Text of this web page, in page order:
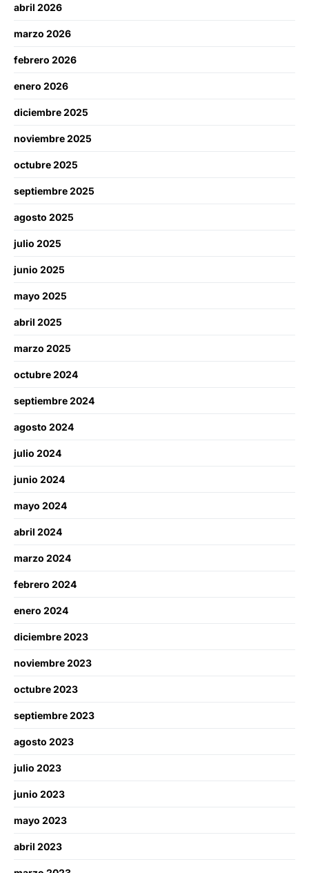
abril 2026
marzo 2026
febrero 2026
enero 2026
diciembre 2025
noviembre 2025
octubre 2025
septiembre 2025
agosto 2025
julio 2025
junio 2025
mayo 2025
abril 2025
marzo 2025
octubre 2024
septiembre 2024
agosto 2024
julio 2024
junio 2024
mayo 2024
abril 2024
marzo 2024
febrero 2024
enero 2024
diciembre 2023
noviembre 2023
octubre 2023
septiembre 2023
agosto 2023
julio 2023
junio 2023
mayo 2023
abril 2023